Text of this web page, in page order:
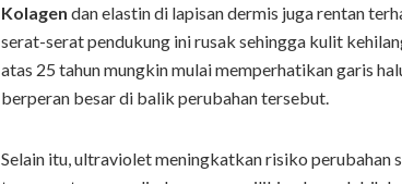
Kolagen dan elastin di lapisan dermis juga rentan
serat-serat pendukung ini rusak sehingga kulit
atas 25 tahun mungkin mulai memperhatikan garis
berperan besar di balik perubahan tersebut.
Selain itu, ultraviolet meningkatkan risiko perubahan